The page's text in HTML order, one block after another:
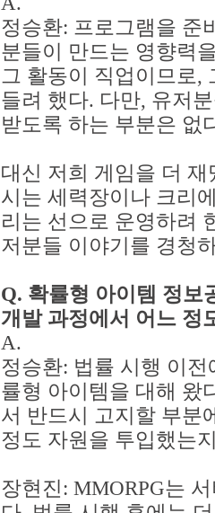
정승환: 프로그램을 준
분들이 만드는 영향력
그 활동이 직업이므로,
들려 했다. 다만, 유저
받도록 하는 부분은 없
대신 저희 게임을 더
시는 세력장이나 크리
리는 선으로 운영하려
저분들 이야기를 경청
Q. 확률형 아이템 정보
개발 과정에서 어느 정
A.
정승환: 법률 시행 이
률형 아이템을 대해 왔
서 반드시 고지할 부분
정도 자원을 투입했는
장현진: MMORPG는